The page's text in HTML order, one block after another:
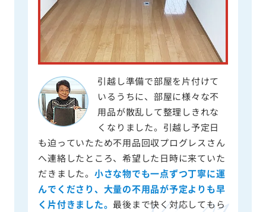
引越し準備で部屋を片付けて
いるうちに、部屋に様々な不
用品が散乱して整理しきれな
くなりました。引越し予定日
も迫っていたため不用品回収プログレスさん
へ連絡したところ、希望した日時に来ていた
だきました。 小さな物でも一点ずつ丁寧に運
んでくださり、大量の不用品が予定よりも早
く片付きました。 最後まで快く対応してもら